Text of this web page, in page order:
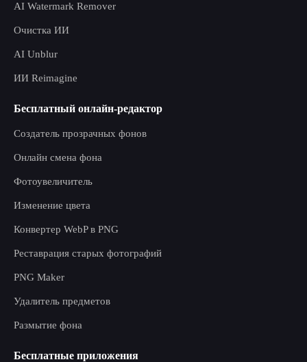
AI Watermark Remover
Очистка ИИ
AI Unblur
ИИ Reimagine
Бесплатный онлайн-редактор
Создатель прозрачных фонов
Онлайн смена фона
Фотоувеличитель
Изменение цвета
Конвертер WebP в PNG
Реставрация старых фотографий
PNG Maker
Удалитель предметов
Размытие фона
Бесплатные приложения